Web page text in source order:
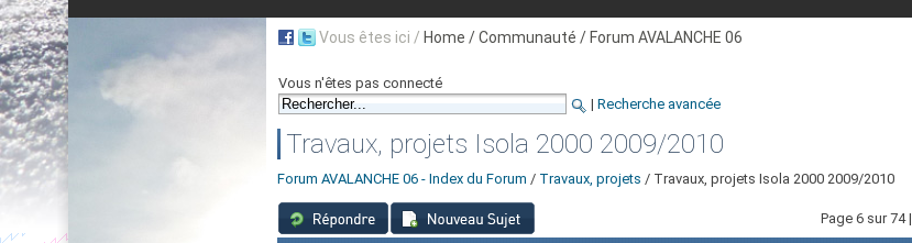
Vous êtes ici / Home / Communauté / Forum AVALANCHE 06
Vous n'êtes pas connecté
| Recherche avancée
Travaux, projets Isola 2000 2009/2010
Forum AVALANCHE 06 - Index du Forum / Travaux, projets / Travaux, projets Isola 2000 2009/2010
Page 6 sur 74 |